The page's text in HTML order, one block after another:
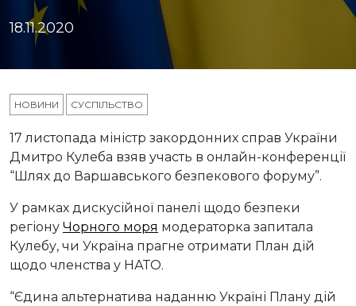
18.11.2020
НОВИНИ СУСПІЛЬСТВО
17 листопада міністр закордонних справ України
Дмитро Кулеба взяв участь в онлайн-конференції
“Шлях до Варшавського безпекового форуму”.
У рамках дискусійної панелі щодо безпеки
регіону Чорного моря модераторка запитала
Кулебу, чи Україна прагне отримати План дій
щодо членства у НАТО.
“Єдина альтернатива наданню Україні Плану дій